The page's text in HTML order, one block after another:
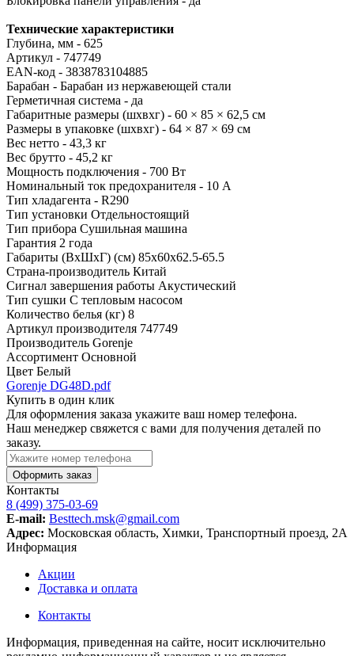
Технические характеристики
Глубина, мм - 625
Артикул - 747749
ЕАN-код - 3838783104885
Барабан - Барабан из нержавеющей стали
Герметичная система - да
Габаритные размеры (шхвхг) - 60 × 85 × 62,5 см
Размеры в упаковке (шхвхг) - 64 × 87 × 69 см
Вес нетто - 43,3 кг
Вес брутто - 45,2 кг
Мощность подключения - 700 Вт
Номинальный ток предохранителя - 10 А
Тип хладагента - R290
Тип установки Отдельностоящий
Тип прибора Сушильная машина
Гарантия 2 года
Габариты (ВхШхГ) (см) 85х60х62.5-65.5
Страна-производитель Китай
Сигнал завершения работы Акустический
Тип сушки С тепловым насосом
Количество белья (кг) 8
Артикул производителя 747749
Производитель Gorenje
Ассортимент Основной
Цвет Белый
Gorenje DG48D.pdf
Купить в один клик
Для оформления заказа укажите ваш номер телефона.
Наш менеджер свяжется с вами для получения деталей по
заказу.
Оформить заказ
Контакты
8 (499) 375-03-69
E-mail: Besttech.msk@gmail.com
Адрес: Московская область, Химки, Транспортный проезд, 2А
Информация
Акции
Доставка и оплата
Контакты
Информация, приведенная на сайте, носит исключительно